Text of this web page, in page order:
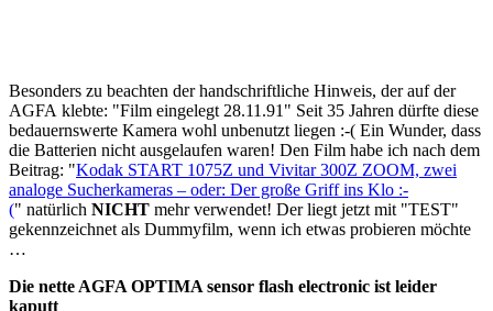
Besonders zu beachten der handschriftliche Hinweis, der auf der
AGFA klebte: "Film eingelegt 28.11.91" Seit 35 Jahren dürfte diese
bedauernswerte Kamera wohl unbenutzt liegen :-( Ein Wunder, dass
die Batterien nicht ausgelaufen waren! Den Film habe ich nach dem
Beitrag: "Kodak START 1075Z und Vivitar 300Z ZOOM, zwei
analoge Sucherkameras – oder: Der große Griff ins Klo :-
(" natürlich NICHT mehr verwendet! Der liegt jetzt mit "TEST"
gekennzeichnet als Dummyfilm, wenn ich etwas probieren möchte
…
Die nette AGFA OPTIMA sensor flash electronic ist leider
kaputt